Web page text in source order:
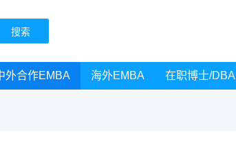
外合作EMBA 海外EMBA 在职博士/DBA